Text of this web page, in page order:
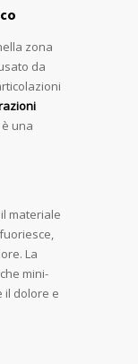
zona
da
è una
materiale
La
mini-
il dolore e